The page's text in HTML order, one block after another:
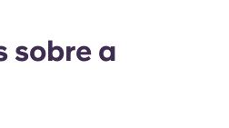
sobre a